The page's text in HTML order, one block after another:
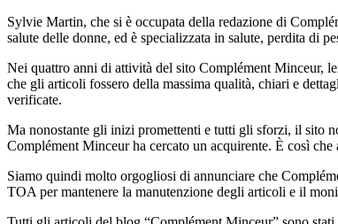
Sylvie Martin, che si è occupata della redazione di
salute delle donne, ed è specializzata in salute, perdita di
Nei quattro anni di attività del sito Complément Minceur,
che gli articoli fossero della massima qualità, chiari e
verificate.
Ma nonostante gli inizi promettenti e tutti gli sforzi, il sito
Complément Minceur ha cercato un acquirente. È così
Siamo quindi molto orgogliosi di annunciare che
TOA per mantenere la manutenzione degli articoli e il